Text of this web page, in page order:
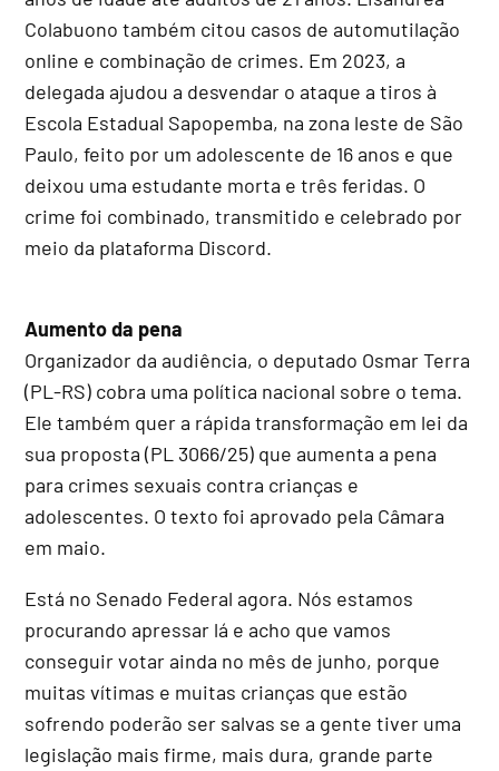
Colabuono também citou casos de automutilação
online e combinação de crimes. Em 2023, a
delegada ajudou a desvendar o ataque a tiros à
Escola Estadual Sapopemba, na zona leste de São
Paulo, feito por um adolescente de 16 anos e que
deixou uma estudante morta e três feridas. O
crime foi combinado, transmitido e celebrado por
meio da plataforma Discord.
Aumento da pena
Organizador da audiência, o deputado Osmar Terra
(PL-RS) cobra uma política nacional sobre o tema.
Ele também quer a rápida transformação em lei da
sua proposta (PL 3066/25) que aumenta a pena
para crimes sexuais contra crianças e
adolescentes. O texto foi aprovado pela Câmara
em maio.
Está no Senado Federal agora. Nós estamos
procurando apressar lá e acho que vamos
conseguir votar ainda no mês de junho, porque
muitas vítimas e muitas crianças que estão
sofrendo poderão ser salvas se a gente tiver uma
legislação mais firme, mais dura, grande parte